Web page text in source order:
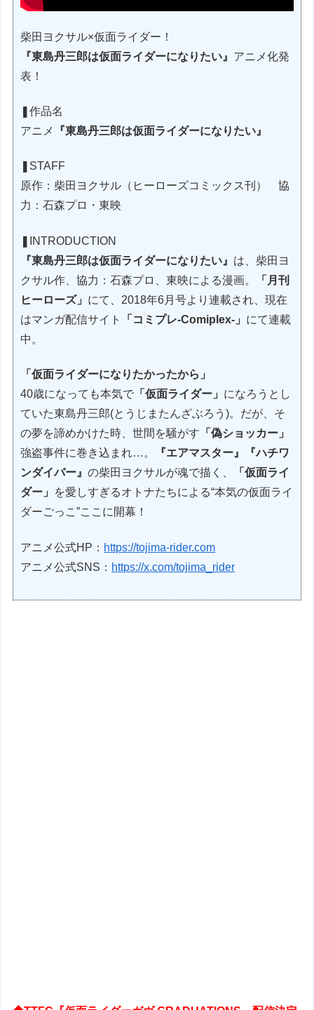
柴田ヨクサル×仮面ライダー！
『東島丹三郎は仮面ライダーになりたい』 アニメ化発
表！
❚作品名
アニメ
『東島丹三郎は仮面ライダーになりたい』
❚STAFF
原作：柴田ヨクサル（ヒーローズコミックス刊） 協
力：石森プロ・東映
❚INTRODUCTION
『東島丹三郎は仮面ライダーになりたい』 は、柴田ヨ
クサル作、協力：石森プロ、東映による漫画。
「月刊
ヒーローズ」 にて、2018年6月号より連載され、現在
はマンガ配信サイト
「コミプレ-Comiplex-」 にて連載
中。
「仮面ライダーになりたかったから」
40歳になっても本気で 「仮面ライダー」 になろうとし
ていた東島丹三郎(とうじまたんざぶろう)。だが、そ
の夢を諦めかけた時、世間を騒がす 「偽ショッカー」
強盗事件に巻き込まれ…。
『エアマスター』『ハチワ
ンダイバー』の柴田ヨクサルが魂で描く、
「仮面ライ
ダー」
を愛しすぎるオトナたちによる“本気の仮面ライ
ダーごっこ”ここに開幕！
アニメ公式HP： https://tojima-rider.com
アニメ公式SNS： https://x.com/tojima_rider